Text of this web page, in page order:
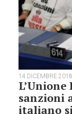
14 DICEMBRE 2018
sanzioni
italiano